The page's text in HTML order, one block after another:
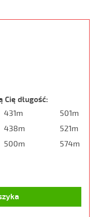
długość:
431m
438m
500m
501m
521m
574m